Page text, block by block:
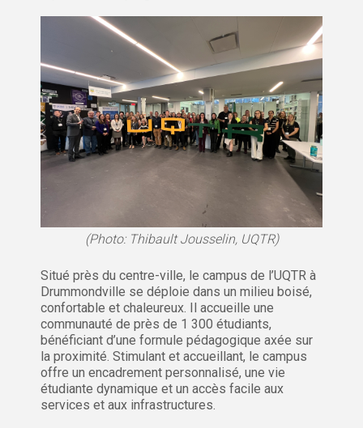
(Photo: Thibault Jousselin, UQTR)
Situé près du centre-ville, le campus de l’UQTR à
Drummondville se déploie dans un milieu boisé,
confortable et chaleureux. Il accueille une
communauté de près de 1 300 étudiants,
bénéficiant d’une formule pédagogique axée sur
la proximité. Stimulant et accueillant, le campus
offre un encadrement personnalisé, une vie
étudiante dynamique et un accès facile aux
services et aux infrastructures.